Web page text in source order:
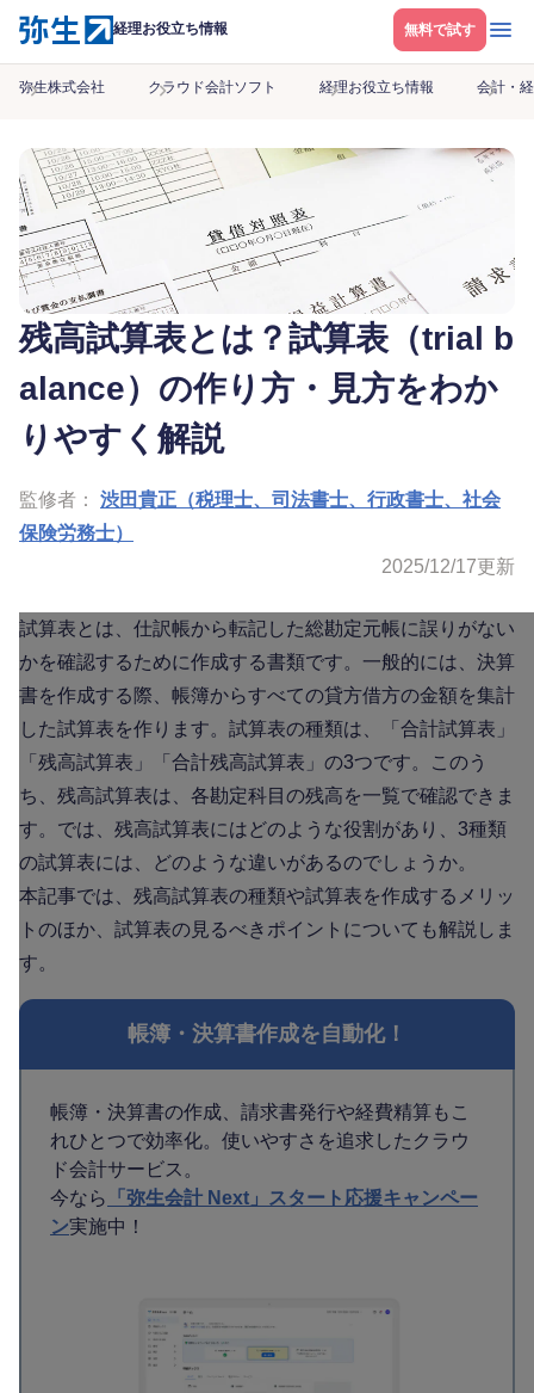
経理お役立ち情報 無料で試す メニ
弥生株式会社 クラウド会計ソフト 経理お役立ち情報 会計・
残高試算表とは？試算表（trial b
alance）の作り方・見方をわか
りやすく解説
監修者： 渋田貴正（税理士、司法書士、行政書士、社会
保険労務士）
2025/12/17更新
試算表とは、仕訳帳から転記した総勘定元帳に誤りがない
かを確認するために作成する書類です。一般的には、決算
書を作成する際、帳簿からすべての貸方借方の金額を集計
した試算表を作ります。試算表の種類は、「合計試算表」
「残高試算表」「合計残高試算表」の3つです。このう
ち、残高試算表は、各勘定科目の残高を一覧で確認できま
す。では、残高試算表にはどのような役割があり、3種類
の試算表には、どのような違いがあるのでしょうか。
本記事では、残高試算表の種類や試算表を作成するメリッ
トのほか、試算表の見るべきポイントについても解説しま
す。
帳簿・決算書作成を自動化！
帳簿・決算書の作成、請求書発行や経費精算もこ
れひとつで効率化。使いやすさを追求したクラウ
ド会計サービス。
今なら
「弥生会計 Next」スタート応援キャンペー
ン実施中！